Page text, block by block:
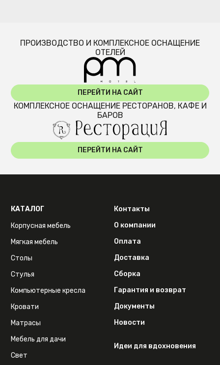
ПРОИЗВОДСТВО И КОМПЛЕКСНОЕ ОСНАЩЕНИЕ
ОТЕЛЕЙ
ПЕРЕЙТИ НА САЙТ
КОМПЛЕКСНОЕ ОСНАЩЕНИЕ РЕСТОРАНОВ, КАФЕ И
БАРОВ
ПЕРЕЙТИ НА САЙТ
КАТАЛОГ
Корпусная мебель
Мягкая мебель
Столы
Стулья
Компьютерные кресла
Кровати
Матрасы
Мебель для дачи
Свет
Контакты
О компании
Оплата
Доставка
Сборка
Гарантия и возврат
Документы
Новости
Идеи для вдохновения